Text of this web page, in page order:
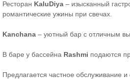
Ресторан KaluDiya – изысканный
романтические ужины при свечах.
Kanchana – уютный бар с отличным
В баре у бассейна Rashmi подаются
Предлагается частное обслуживание